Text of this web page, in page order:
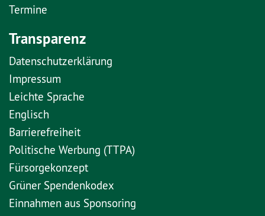
Termine
Transparenz
Datenschutzerklärung
Impressum
Leichte Sprache
Englisch
Barrierefreiheit
Politische Werbung (TTPA)
Fürsorgekonzept
Grüner Spendenkodex
Einnahmen aus Sponsoring